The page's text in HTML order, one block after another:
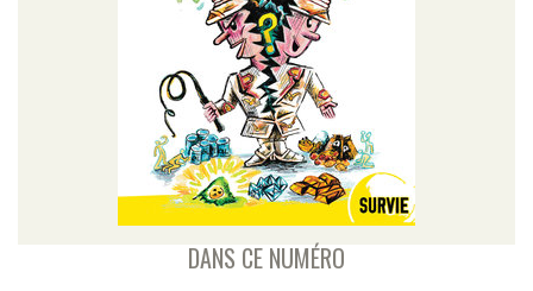
DANS CE NUMÉRO